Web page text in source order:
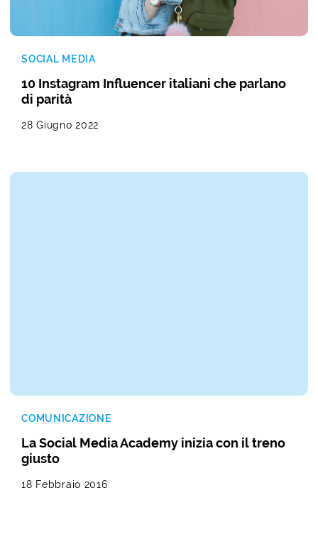
SOCIAL MEDIA
10 Instagram Influencer italiani che parlano
di parità
28 Giugno 2022
COMUNICAZIONE
La Social Media Academy inizia con il treno
giusto
18 Febbraio 2016